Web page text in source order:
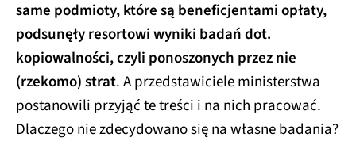
same podmioty, które są beneficjentami opłaty,
podsunęły resortowi wyniki badań dot.
kopiowalności, czyli ponoszonych przez nie
(rzekomo) strat. A przedstawiciele ministerstwa
postanowili przyjąć te treści i na nich pracować.
Dlaczego nie zdecydowano się na własne badania?